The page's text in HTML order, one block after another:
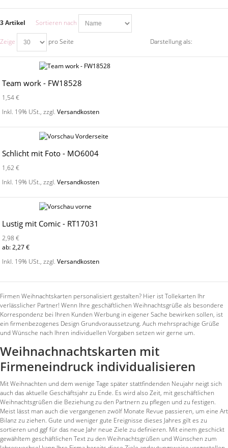
3 Artikel Sortieren nach
Zeige pro Seite Darstellung als:
Team work - FW18528
1,54 €
Inkl. 19% USt.,zzgl.Versandkosten
Schlicht mit Foto - MO6004
1,62 €
Inkl. 19% USt.,zzgl.Versandkosten
Lustig mit Comic - RT17031
2,98 €
ab: 2,27 €
Inkl. 19% USt.,zzgl.Versandkosten
Firmen Weihnachtskarten personalisiert gestalten? Hier ist Tollekarten Ihr
verlässlicher Partner! Wenn Ihre geschäftlichen Weihnachtsgrüße als besondere
Korrespondenz bei Ihren Kunden Werbung in eigener Sache bewirken sollen, ist
ein firmenbezogenes Design Grundvoraussetzung. Auch mehrsprachige Grüße
und Wünsche nach Ihren individuellen Vorgaben setzen wir gerne um.
Weihnachnachtskarten mit
Firmeneindruck individualisieren
Mit Weihnachten und dem wenige Tage später stattfindenden Neujahr neigt sich
auch das aktuelle Geschäftsjahr zu Ende. Es wird also Zeit, mit geschäftlichen
Weihnachtsgrüßen die Beziehung zu den Partnern zu pflegen und zu festigen.
Meist lässt man auch die vergangenen zwölf Monate Revue passieren, um eine Art
Bilanz zu ziehen. Gute und weniger gute Ereignisse dieses Jahres gilt es zu
sortieren und ggf für das neue Jahr neue Ziele zu definieren. Mit einem geschickt
gewähltem geschäftlichen Text zu den Weihnachtsgrüßen und Wünschen zum